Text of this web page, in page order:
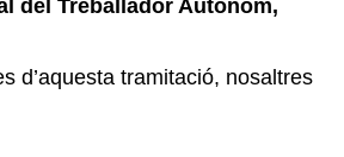
del Treballador Autònom,
d’aquesta tramitació, nosaltres